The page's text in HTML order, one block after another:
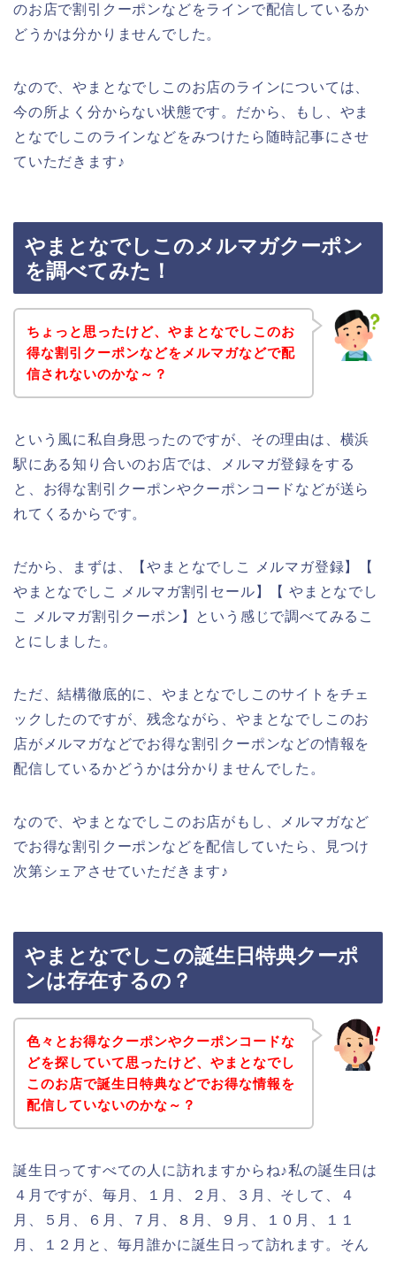
のお店で割引クーポンなどをラインで配信しているか
どうかは分かりませんでした。
なので、やまとなでしこのお店のラインについては、
今の所よく分からない状態です。だから、もし、やま
となでしこのラインなどをみつけたら随時記事にさせ
ていただきます♪
やまとなでしこのメルマガクーポン
を調べてみた！
ちょっと思ったけど、やまとなでしこのお
得な割引クーポンなどをメルマガなどで配
信されないのかな～？
という風に私自身思ったのですが、その理由は、横浜
駅にある知り合いのお店では、メルマガ登録をする
と、お得な割引クーポンやクーポンコードなどが送ら
れてくるからです。
だから、まずは、【やまとなでしこ メルマガ登録】【
やまとなでしこ メルマガ割引セール】【 やまとなでし
こ メルマガ割引クーポン】という感じで調べてみるこ
とにしました。
ただ、結構徹底的に、やまとなでしこのサイトをチェ
ックしたのですが、残念ながら、やまとなでしこのお
店がメルマガなどでお得な割引クーポンなどの情報を
配信しているかどうかは分かりませんでした。
なので、やまとなでしこのお店がもし、メルマガなど
でお得な割引クーポンなどを配信していたら、見つけ
次第シェアさせていただきます♪
やまとなでしこの誕生日特典クーポ
ンは存在するの？
色々とお得なクーポンやクーポンコードな
どを探していて思ったけど、やまとなでし
このお店で誕生日特典などでお得な情報を
配信していないのかな～？
誕生日ってすべての人に訪れますからね♪私の誕生日は
４月ですが、毎月、１月、２月、３月、そして、４
月、５月、６月、７月、８月、９月、１０月、１１
月、１２月と、毎月誰かに誕生日って訪れます。そん